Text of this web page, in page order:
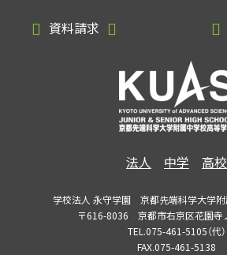
資料請求
法人 中学 高校
学校法人 永守学園 京都先端科学大学附
〒616-8036 京都市右京区花園寺
TEL.075-461-5105（代）
FAX.075-461-5138